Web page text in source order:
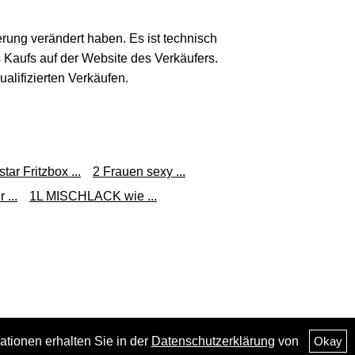
verändert haben. Es ist technisch
auf der Website des Verkäufers.
Verkäufen.
Fritzbox ...
2 Frauen sexy ...
... 1L MISCHLACK wie ...
Okay
erhalten Sie in der Datenschutzerklärung von